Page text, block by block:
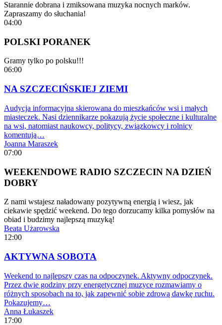
Starannie dobrana i zmiksowana muzyka nocnych marków.
Zapraszamy do słuchania!
04:00
POLSKI PORANEK
Gramy tylko po polsku!!!
06:00
NA SZCZECIŃSKIEJ ZIEMI
Audycja informacyjna skierowana do mieszkańców wsi i małych
miasteczek. Nasi dziennikarze pokazują życie społeczne i kulturalne
na wsi, natomiast naukowcy, politycy, związkowcy i rolnicy
komentują…
Joanna Maraszek
07:00
WEEKENDOWE RADIO SZCZECIN NA DZIEŃ
DOBRY
Z nami wstajesz naładowany pozytywną energią i wiesz, jak
ciekawie spędzić weekend. Do tego dorzucamy kilka pomysłów na
obiad i budzimy najlepszą muzyką!
Beata Użarowska
12:00
AKTYWNA SOBOTA
Weekend to najlepszy czas na odpoczynek. Aktywny odpoczynek.
Przez dwie godziny przy energetycznej muzyce rozmawiamy o
różnych sposobach na to, jak zapewnić sobie zdrową dawkę ruchu.
Pokazujemy…
Anna Łukaszek
17:00